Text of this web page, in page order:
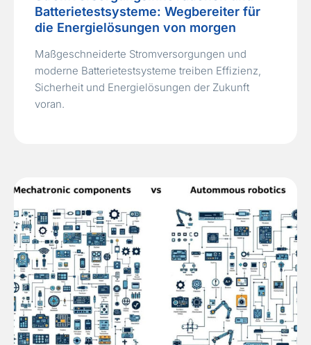
Batterietestsysteme: Wegbereiter für
die Energielösungen von morgen
Maßgeschneiderte Stromversorgungen und
moderne Batterietestsysteme treiben Effizienz,
Sicherheit und Energielösungen der Zukunft
voran.